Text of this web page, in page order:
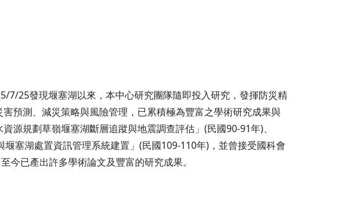
7/25發現堰塞湖以來，本中心研究團隊隨即投入研究，發揮防災精
預測、減災策略與風險管理，已累積極為豐富之學術研究成果與
源規劃草嶺堰塞湖斷層追蹤與地震調查評估」(民國90-91年)、
塞湖處置資訊管理系統建置」(民國109-110年)，並曾接受國科會
已產出許多學術論文及豐富的研究成果。